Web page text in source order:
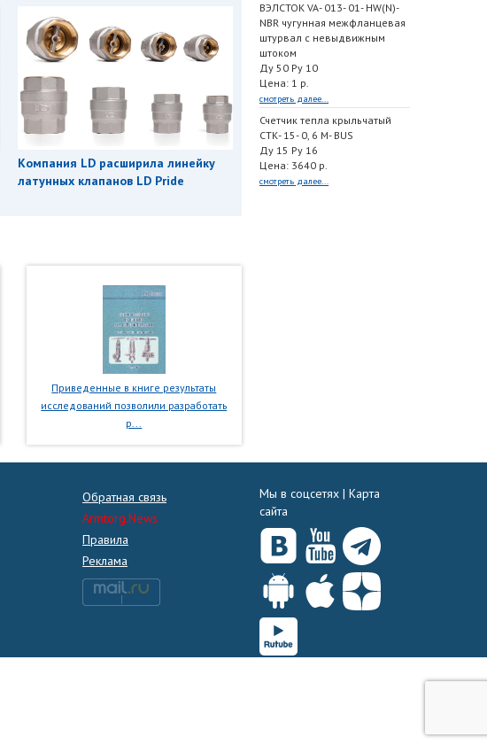
Компания LD расширила линейку
латунных клапанов LD Pride
Приведенные в книге результаты
исследований позволили разработать
р...
ВЭЛСТОК VA- 013- 01- HW(N)-
NBR чугунная межфланцевая
штурвал с невыдвижным
штоком
Ду 50 Ру 10
Цена: 1 р.
смотреть далее...
Счетчик тепла крыльчатый
СТК- 15- 0, 6 M- BUS
Ду 15 Ру 16
Цена: 3640 р.
смотреть далее...
Обратная связь
Armtorg.News
Правила
Реклама
Мы в соцсетях | Карта
сайта